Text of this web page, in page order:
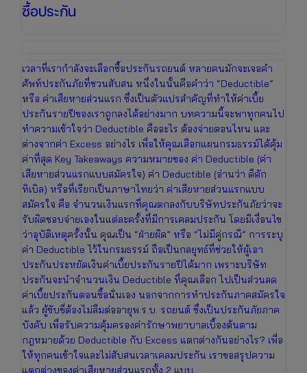
ซื้อประกัน
เวลาที่เรากำลังจะเลือกซื้อประกันรถยนต์ หลายคนมักจะเจอคำ
ศัพท์ประกันภัยที่ชวนสับสน หนึ่งในนั้นคือคำว่า “Deductible”
หรือ ค่าเสียหายส่วนแรก ซึ่งเป็นตัวแปรสำคัญที่ทำให้ค่าเบี้ย
ประกันรายปีของเราถูกลงได้อย่างมาก บทความนี้จะพาทุกคนไป
ทำความเข้าใจว่า Deductible คืออะไร ต้องจ่ายตอนไหน และ
ต่างจากค่า Excess อย่างไร เพื่อให้คุณเลือกแผนกรมธรรม์ได้คุ้ม
ค่าที่สุด Key Takeaways ความหมายของ ค่า Deductible (ค่า
เสียหายส่วนแรกแบบสมัครใจ) ค่า Deductible (อ่านว่า ดีดัก
ทิเบิล) หรือที่เรียกเป็นภาษาไทยว่า ค่าเสียหายส่วนแรกแบบ
สมัครใจ คือ จำนวนเงินแรกที่คุณตกลงกับบริษัทประกันภัยว่าจะ
รับผิดชอบจ่ายเองในแต่ละครั้งที่มีการเคลมประกัน โดยมีเงื่อนไข
ว่าอุบัติเหตุครั้งนั้น คุณเป็น “ฝ่ายผิด” หรือ “ไม่มีคู่กรณี” การระบุ
ค่า Deductible ไว้ในกรมธรรม์ ถือเป็นกลยุทธ์ที่ช่วยให้ผู้เอา
ประกันประหยัดเงินค่าเบี้ยประกันรายปีได้มาก เพราะบริษัท
ประกันจะนำจำนวนเงิน Deductible ที่คุณเลือก ไปเป็นส่วนลด
ค่าเบี้ยประกันตอนซื้อนั่นเอง นอกจากการทำประกันภาคสมัครใจ
แล้ว ผู้ขับขี่ต้องไม่ลืมต่ออายุพ.ร.บ. รถยนต์ ซึ่งเป็นประกันภัยภาค
บังคับ เพื่อรับความคุ้มครองค่ารักษาพยาบาลเบื้องต้นตาม
กฎหมายด้วย Deductible กับ Excess แตกต่างกันอย่างไร? เพื่อ
ให้ทุกคนเข้าใจและไม่สับสนเวลาเคลมประกัน เราขอสรุปความ
แตกต่างของค่าเสียหายส่วนแรกทั้ง 2 แบบ…